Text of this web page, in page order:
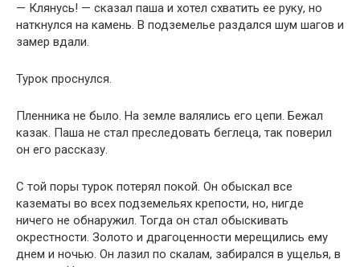
— Клянусь! — сказал паша и хотел схватить ее руку, но
наткнулся на камень. В подземелье раздался шум шагов и
замер вдали.
Турок проснулся.
Пленника не было. На земле валялись его цепи. Бежал
казак. Паша не стал преследовать беглеца, так поверил
он его рассказу.
С той поры турок потерял покой. Он обыскал все
казематы во всех подземельях крепости, но, нигде
ничего не обнаружил. Тогда он стал обыскивать
окрестности. Золото и драгоценности мерещились ему
днем и ночью. Он лазил по скалам, забирался в ущелья, в